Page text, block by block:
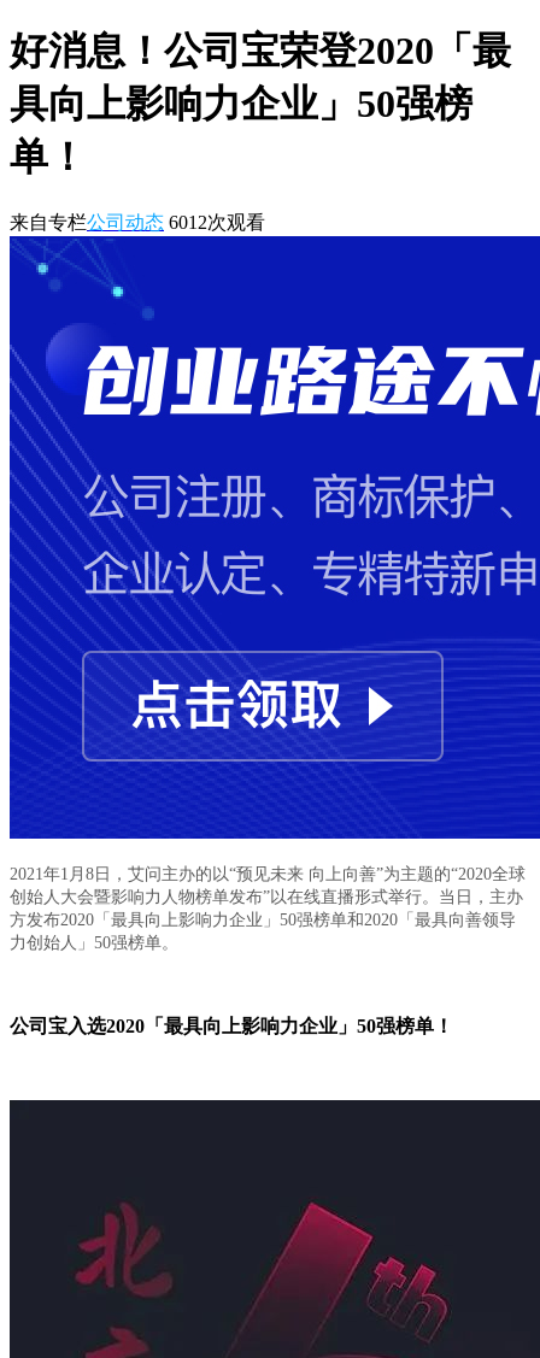
好消息！公司宝荣登2020「最
具向上影响力企业」50强榜
单！
来自专栏公司动态 6012次观看
2021年1月8日，艾问主办的以“预见未来 向上向善”为主题的“2020全球
创始人大会暨影响力人物榜单发布”以在线直播形式举行。当日，主办
方发布2020「最具向上影响力企业」50强榜单和2020「最具向善领导
力创始人」50强榜单。
公司宝入选2020「最具向上影响力企业」50强榜单！